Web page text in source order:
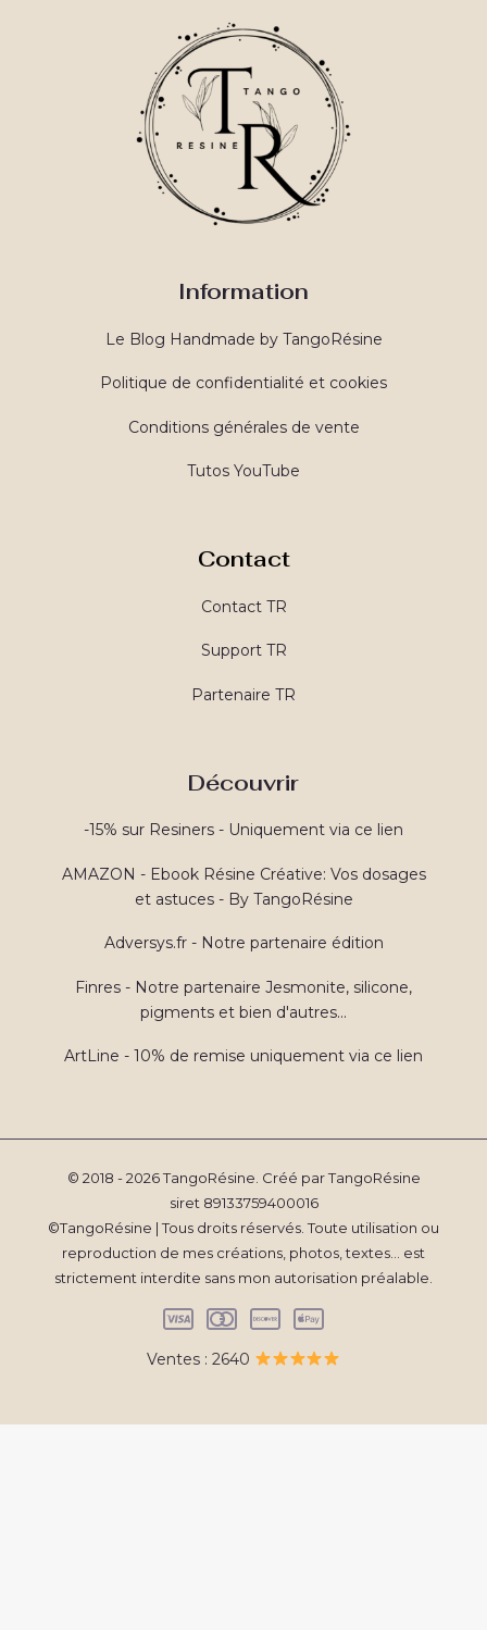
Information
Le Blog Handmade by TangoRésine
Politique de confidentialité et cookies
Conditions générales de vente
Tutos YouTube
Contact
Contact TR
Support TR
Partenaire TR
Découvrir
-15% sur Resiners - Uniquement via ce lien
AMAZON - Ebook Résine Créative: Vos dosages
et astuces - By TangoRésine
Adversys.fr - Notre partenaire édition
Finres - Notre partenaire Jesmonite, silicone,
pigments et bien d'autres...
ArtLine - 10% de remise uniquement via ce lien
© 2018 - 2026 TangoRésine. Créé par TangoRésine
siret 89133759400016
©TangoRésine | Tous droits réservés. Toute utilisation ou
reproduction de mes créations, photos, textes... est
strictement interdite sans mon autorisation préalable.
Ventes : 2640